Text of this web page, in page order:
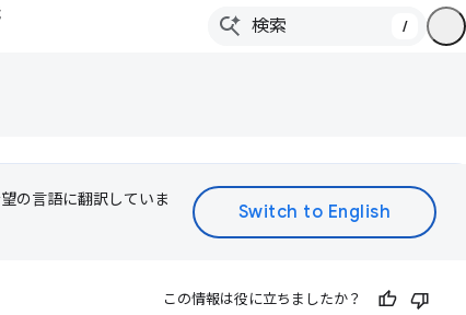
/
の言語に翻訳していま
この情報は役に立ちましたか？